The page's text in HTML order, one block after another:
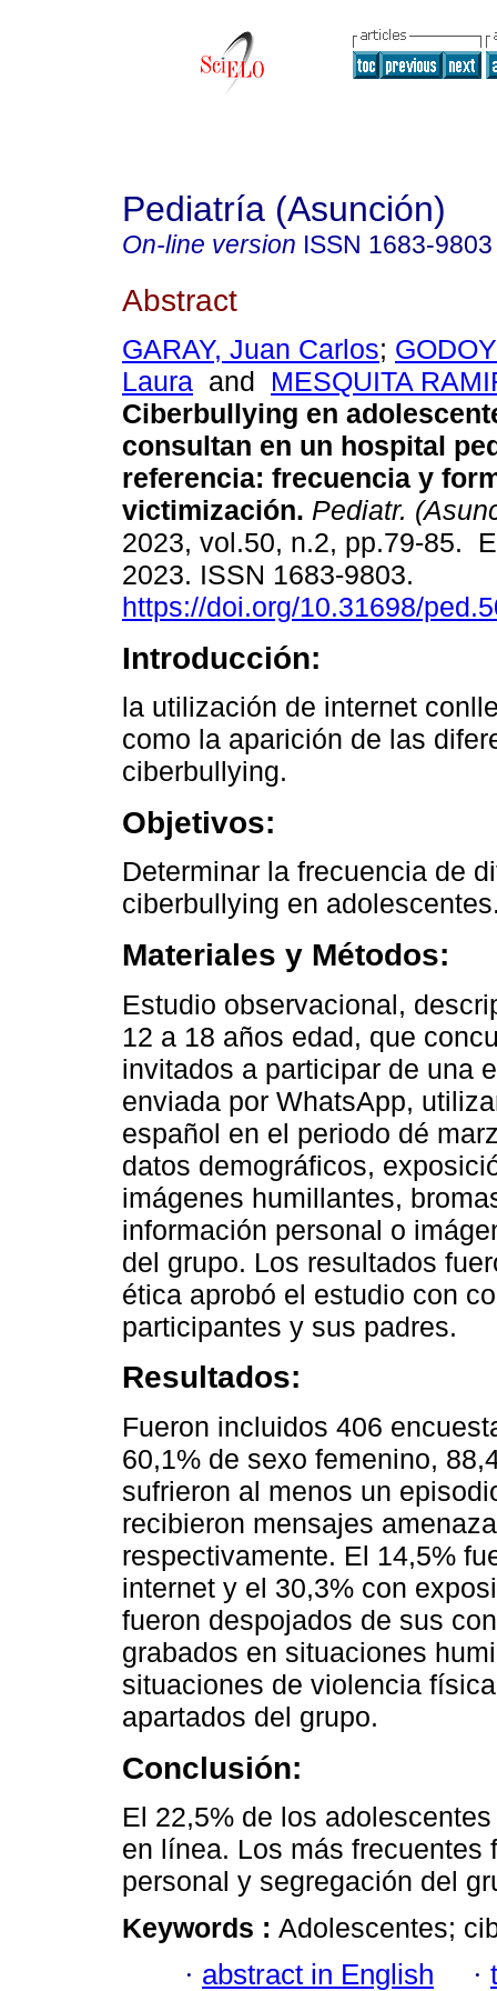
Pediatría (Asunción)
On-line version ISSN 1683-9803
Abstract
GARAY, Juan Carlos;
Laura and MESQUITA
Ciberbullying en
consultan en un hospital
referencia: frecuencia y
victimización. Pediatr.
2023, vol.50, n.2, pp.79-85.
2023. ISSN 1683-9803.
https://doi.org/10.31698/
Introducción:
la utilización de internet
como la aparición de las
ciberbullying.
Objetivos:
Determinar la frecuencia de
ciberbullying en
Materiales y Métodos:
Estudio observacional,
12 a 18 años edad, que
invitados a participar de una
enviada por WhatsApp,
español en el periodo dé
datos demográficos,
imágenes humillantes,
información personal o
del grupo. Los resultados
ética aprobó el estudio con
participantes y sus padres.
Resultados:
Fueron incluidos 406
60,1% de sexo femenino,
sufrieron al menos un
recibieron mensajes
respectivamente. El 14,5%
internet y el 30,3% con
fueron despojados de sus
grabados en situaciones
situaciones de violencia
apartados del grupo.
Conclusión:
El 22,5% de los
en línea. Los más frecuentes
personal y segregación del
Keywords : Adolescentes;
· abstract in English ·